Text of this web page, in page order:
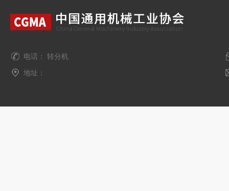
电话： 转分机
地址：